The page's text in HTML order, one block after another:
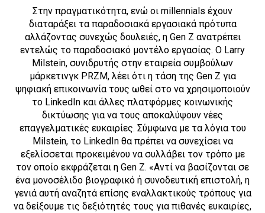
Στην πραγματικότητα, ενώ οι millennials έχουν
διαταράξει τα παραδοσιακά εργασιακά πρότυπα
αλλάζοντας συνεχώς δουλειές, η Gen Z ανατρέπει
εντελώς το παραδοσιακό μοντέλο εργασίας. Ο Larry
Milstein, συνιδρυτής στην εταιρεία συμβούλων
μάρκετινγκ PRZM, λέει ότι η τάση της Gen Z για
ψηφιακή επικοινωνία τους ωθεί στο να χρησιμοποιούν
το LinkedIn και άλλες πλατφόρμες κοινωνικής
δικτύωσης για να τους αποκαλύψουν νέες
επαγγελματικές ευκαιρίες. Σύμφωνα με τα λόγια του
Milstein, το LinkedIn θα πρέπει να συνεχίσει να
εξελίσσεται προκειμένου να συλλάβει τον τρόπο με
τον οποίο εκφράζεται η Gen Z. «Αντί να βασίζονται σε
ένα μονοσέλιδο βιογραφικό ή συνοδευτική επιστολή, η
γενιά αυτή αναζητά επίσης εναλλακτικούς τρόπους για
να δείξουμε τις δεξιότητές τους για πιθανές ευκαιρίες,